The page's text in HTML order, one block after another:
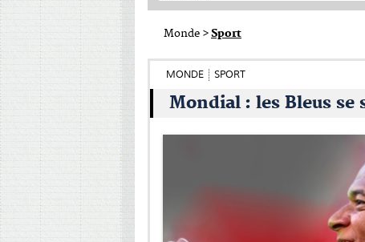
Monde >Sport
MONDE SPORT
Mondial : les Bleus se